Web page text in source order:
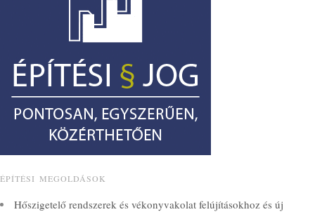
ÉPÍTÉSI MEGOLDÁSOK
Hőszigetelő rendszerek és vékonyvakolat felújításokhoz és új